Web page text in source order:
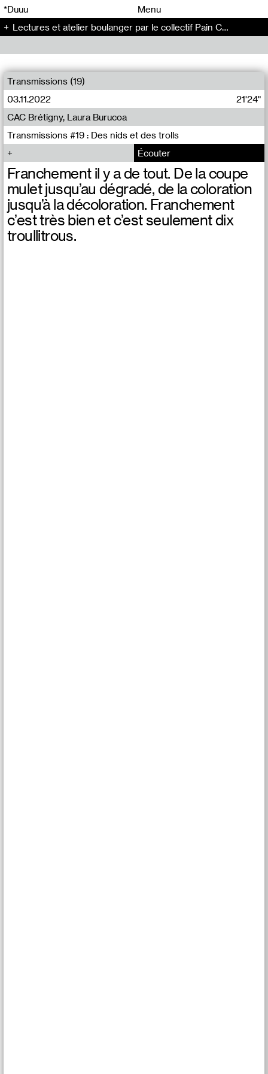
*Duuu
Menu
Lectures et atelier boulanger par le collectif Pain Commun - La Bibliothèque grise (2)
Transmissions (19)
03.11.2022
21'24"
Transmissions #19 : Des nids et des trolls
CAC Brétigny, Laura Burucoa
Écouter
Franchement il y a de tout. De la coupe
mulet jusqu’au dégradé, de la coloration
jusqu’à la décoloration. Franchement
c’est très bien et c’est seulement dix
troullitrous.
00 00
00 00